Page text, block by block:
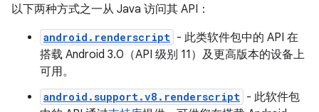
以下两种方式之一从 Java 访问其 API：
android.renderscript - 此类软件包中的 API 在
搭载 Android 3.0（API 级别 11）及更高版本的设备上
可用。
android.support.v8.renderscript - 此软件包